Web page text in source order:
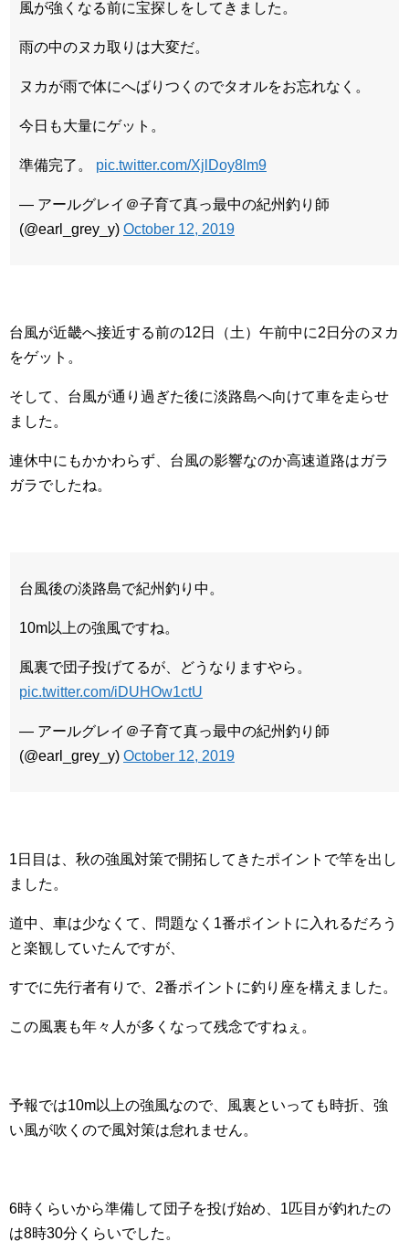
風が強くなる前に宝探しをしてきました。
雨の中のヌカ取りは大変だ。
ヌカが雨で体にへばりつくのでタオルをお忘れなく。
今日も大量にゲット。
準備完了。 pic.twitter.com/XjlDoy8lm9
— アールグレイ＠子育て真っ最中の紀州釣り師
(@earl_grey_y) October 12, 2019
台風が近畿へ接近する前の12日（土）午前中に2日分のヌカ
をゲット。
そして、台風が通り過ぎた後に淡路島へ向けて車を走らせ
ました。
連休中にもかかわらず、台風の影響なのか高速道路はガラ
ガラでしたね。
台風後の淡路島で紀州釣り中。
10m以上の強風ですね。
風裏で団子投げてるが、どうなりますやら。
pic.twitter.com/iDUHOw1ctU
— アールグレイ＠子育て真っ最中の紀州釣り師
(@earl_grey_y) October 12, 2019
1日目は、秋の強風対策で開拓してきたポイントで竿を出し
ました。
道中、車は少なくて、問題なく1番ポイントに入れるだろう
と楽観していたんですが、
すでに先行者有りで、2番ポイントに釣り座を構えました。
この風裏も年々人が多くなって残念ですねぇ。
予報では10m以上の強風なので、風裏といっても時折、強
い風が吹くので風対策は怠れません。
6時くらいから準備して団子を投げ始め、1匹目が釣れたの
は8時30分くらいでした。